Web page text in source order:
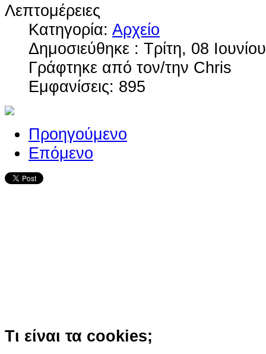
Λεπτομέρειες
Κατηγορία: Αρχείο
Δημοσιεύθηκε : Τρίτη, 08
Γράφτηκε από τον/την Chris
Εμφανίσεις: 895
Προηγούμενο
Επόμενο
Τι είναι τα cookies;